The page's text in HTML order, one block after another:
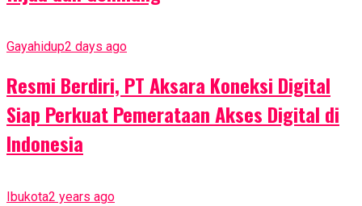
Gayahidup2 days ago
Resmi Berdiri, PT Aksara Koneksi Digital
Siap Perkuat Pemerataan Akses Digital di
Indonesia
Ibukota2 years ago